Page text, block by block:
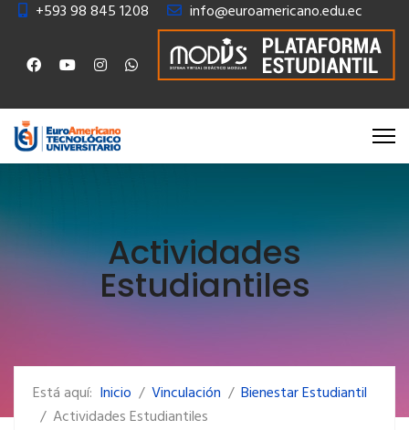
+593 98 845 1208 info@euroamericano.edu.ec
Actividades
Estudiantiles
Está aquí: Inicio Vinculación
Bienestar Estudiantil
Actividades Estudiantiles